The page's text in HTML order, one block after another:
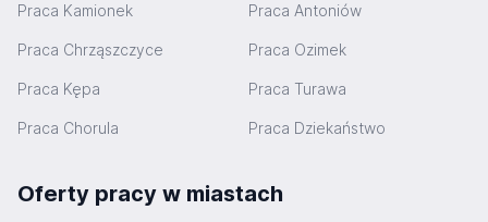
Praca Kamionek Praca Antoniów
Praca Chrząszczyce Praca Ozimek
Praca Kępa Praca Turawa
Praca Chorula Praca Dziekaństwo
Oferty pracy w miastach